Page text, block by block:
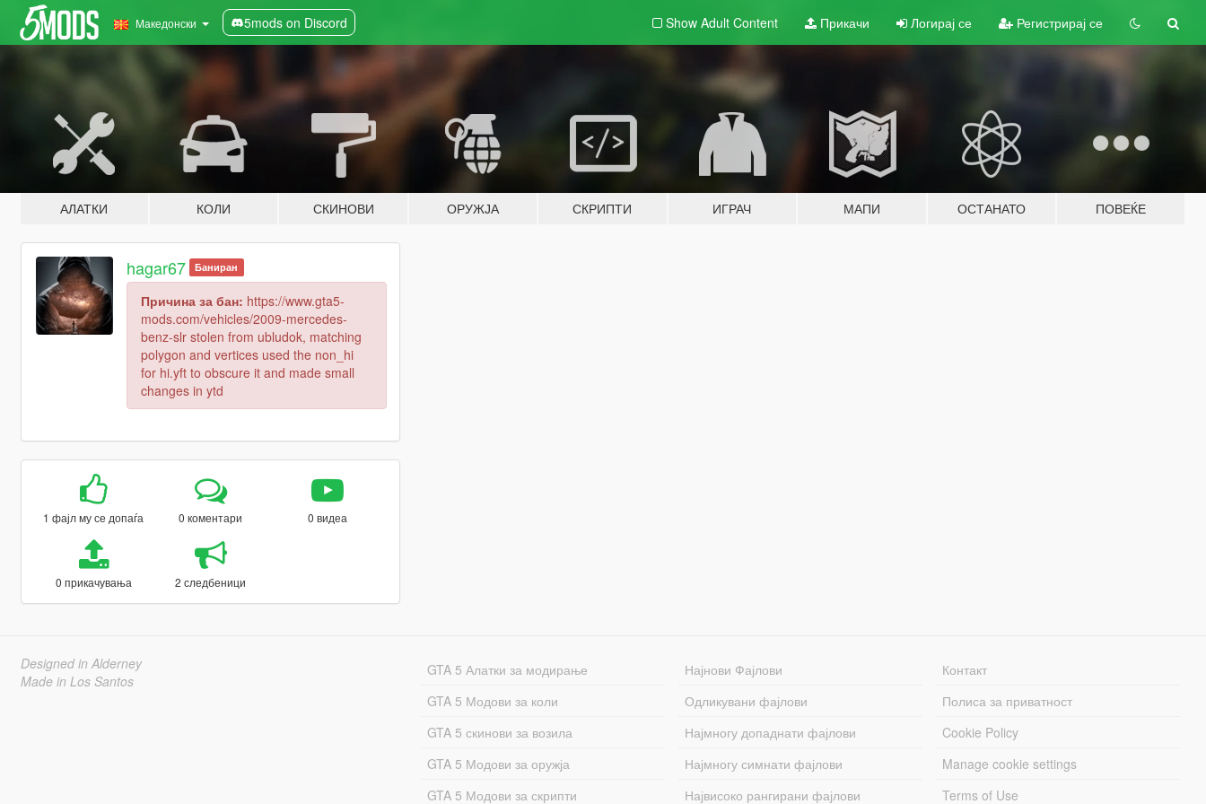
Македонски 5mods on Discord Show Adult Content Прикачи Логирај се Регистрирај се
АЛАТКИ КОЛИ СКИНОВИ ОРУЖЈА СКРИПТИ ИГРАЧ МАПИ ОСТАНАТО ПОВЕЌЕ
hagar67 Баниран
Причина за бан: https://www.gta5-
mods.com/vehicles/2009-mercedes-
benz-slr stolen from ubludok, matching
polygon and vertices used the non_hi
for hi.yft to obscure it and made small
changes in ytd
1 фајл му се допаѓа 0 коментари 0 видеа
0 прикачувања 2 следбеници
Designed in Alderney
Made in Los Santos
GTA 5 Алатки за модирање
GTA 5 Модови за коли
GTA 5 скинови за возила
GTA 5 Модови за оружја
GTA 5 Модови за скрипти
Најнови Фајлови
Одликувани фајлови
Најмногу допаднати фајлови
Најмногу симнати фајлови
Највисоко рангирани фајлови
Контакт
Полиса за приватност
Cookie Policy
Manage cookie settings
Terms of Use